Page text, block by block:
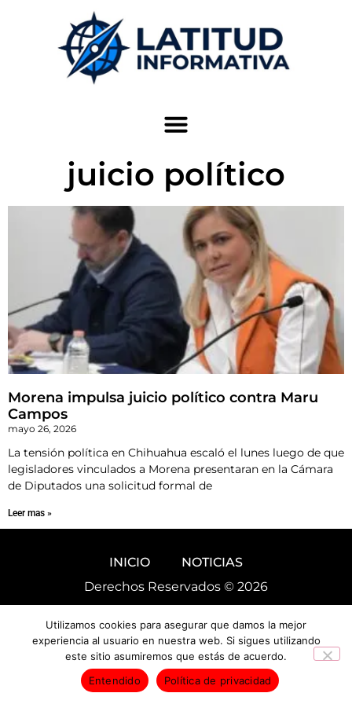
juicio político
Morena impulsa juicio político contra Maru
Campos
mayo 26, 2026
La tensión política en Chihuahua escaló el lunes luego de que
legisladores vinculados a Morena presentaran en la Cámara
de Diputados una solicitud formal de
Leer mas »
INICIO
NOTICIAS
Derechos Reservados © 2026
Utilizamos cookies para asegurar que damos la mejor
experiencia al usuario en nuestra web. Si sigues utilizando
este sitio asumiremos que estás de acuerdo.
Entendido
Política de privacidad